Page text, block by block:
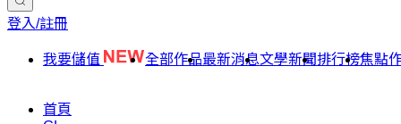
登入/註冊
我要儲值 全部作品最新消息文學新聞排行榜焦點
首頁